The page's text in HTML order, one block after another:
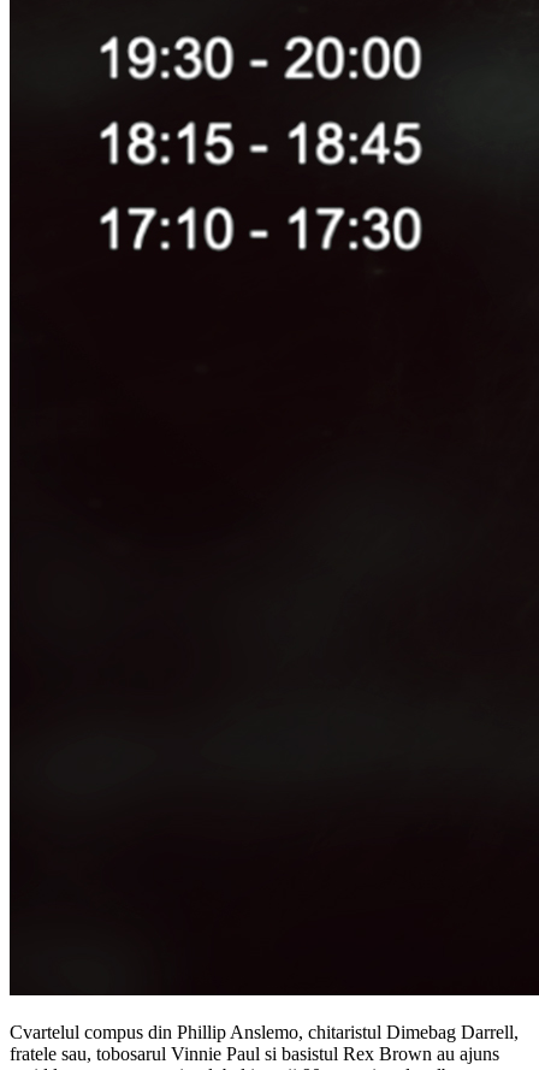
Cvartelul compus din Phillip Anslemo, chitaristul Dimebag Darrell,
fratele sau, tobosarul Vinnie Paul si basistul Rex Brown au ajuns